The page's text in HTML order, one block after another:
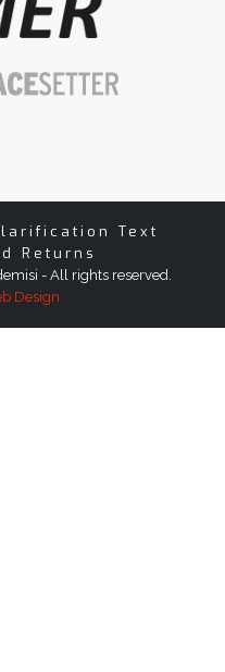
Text
Returns
- All rights reserved.
Design